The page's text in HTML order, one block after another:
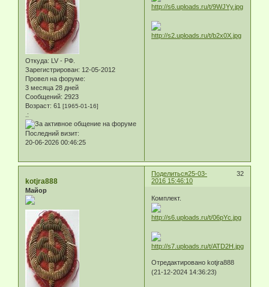
Откуда: LV - РФ.
Зарегистрирован: 12-05-2012
Провел на форуме:
3 месяца 28 дней
Сообщений: 2923
Возраст: 61 [1965-01-16]
.:
Последний визит:
20-06-2026 00:46:25
Поделиться 32
25-03-
2016 15:46:10
kotjra888
Майор
Комплект.
Отредактировано kotjra888
(21-12-2024 14:36:23)